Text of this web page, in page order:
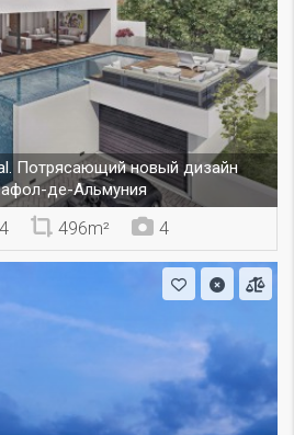
Потрясающий новый дизайн
де-Альмуния
4 496m² 4